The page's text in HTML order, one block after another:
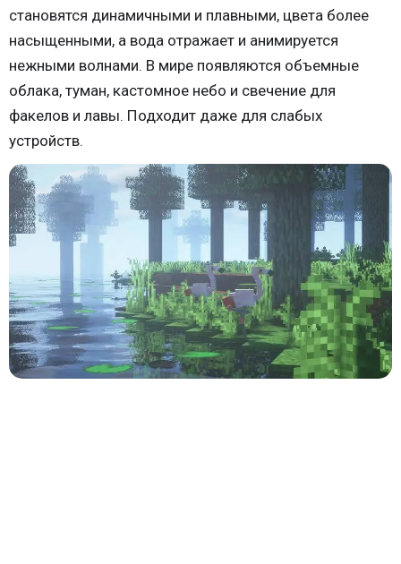
становятся динамичными и плавными, цвета более
насыщенными, а вода отражает и анимируется
нежными волнами. В мире появляются объемные
облака, туман, кастомное небо и свечение для
факелов и лавы. Подходит даже для слабых
устройств.